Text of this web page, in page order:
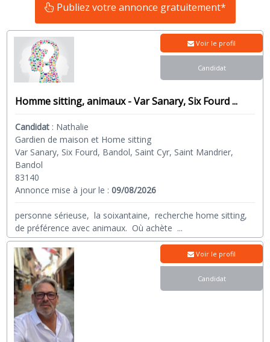
Publiez votre annonce gratuitement*
Homme sitting, animaux - Var Sanary, Six Fourd ...
Candidat : Nathalie
Gardien de maison et Home sitting
Var Sanary, Six Fourd, Bandol, Saint Cyr, Saint Mandrier,
Bandol
83140
Annonce mise à jour le :09/08/2026
personne sérieuse, la soixantaine, recherche home sitting,
de préférence avec animaux. Où achète ...
Voir le profil
Candidat
Voir le profil
Candidat